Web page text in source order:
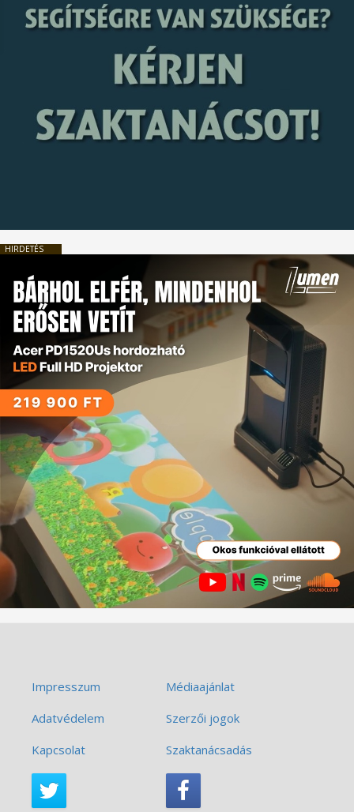
HIRDETÉS
Impresszum
Médiaajánlat
Adatvédelem
Szerzői jogok
Kapcsolat
Szaktanácsadás